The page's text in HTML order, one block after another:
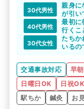
30代男性
親身に
が引い
非常に
40代男性
最初に
行くこ
ーター
色々相
30代女性
たち
いるの
また、
がで
交通事故対応 早
日曜日OK
日祝OK
駅ちか
鍼灸 お